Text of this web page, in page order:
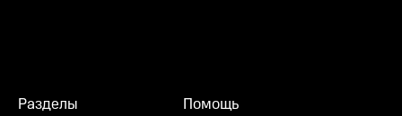
Разделы Помощь